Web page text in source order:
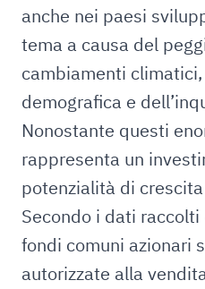
anche nei paesi
tema a causa del
cambiamenti
demografica e
Nonostante questi
rappresenta un
potenzialità di
Secondo i dati raccolti
fondi comuni azionari
autorizzate alla